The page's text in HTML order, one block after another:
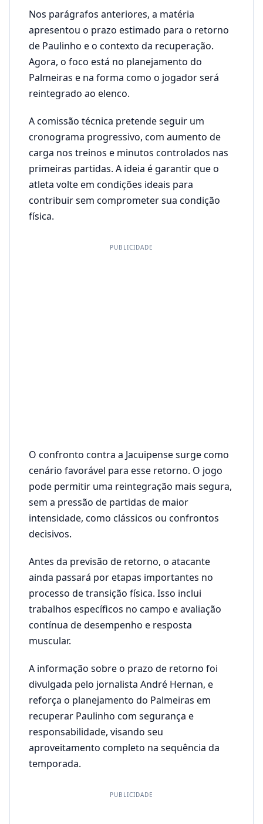
Nos parágrafos anteriores, a matéria
apresentou o prazo estimado para o retorno
de Paulinho e o contexto da recuperação.
Agora, o foco está no planejamento do
Palmeiras e na forma como o jogador será
reintegrado ao elenco.
A comissão técnica pretende seguir um
cronograma progressivo, com aumento de
carga nos treinos e minutos controlados nas
primeiras partidas. A ideia é garantir que o
atleta volte em condições ideais para
contribuir sem comprometer sua condição
física.
PUBLICIDADE
O confronto contra a Jacuipense surge como
cenário favorável para esse retorno. O jogo
pode permitir uma reintegração mais segura,
sem a pressão de partidas de maior
intensidade, como clássicos ou confrontos
decisivos.
Antes da previsão de retorno, o atacante
ainda passará por etapas importantes no
processo de transição física. Isso inclui
trabalhos específicos no campo e avaliação
contínua de desempenho e resposta
muscular.
A informação sobre o prazo de retorno foi
divulgada pelo jornalista André Hernan, e
reforça o planejamento do Palmeiras em
recuperar Paulinho com segurança e
responsabilidade, visando seu
aproveitamento completo na sequência da
temporada.
PUBLICIDADE